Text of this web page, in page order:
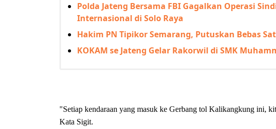
Polda Jateng Bersama FBI Gagalkan Operasi
Internasional di Solo Raya
Hakim PN Tipikor Semarang, Putuskan Bebas
KOKAM se Jateng Gelar Rakorwil di SMK
"Setiap kendaraan yang masuk ke Gerbang tol Kalikangkung ini,
Kata Sigit.